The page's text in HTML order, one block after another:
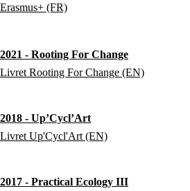
Erasmus+ (FR)
2021 - Rooting For Change
Livret Rooting For Change (EN)
2018 - Up’Cycl’Art
Livret Up'Cycl'Art (EN)
2017 - Practical Ecology III